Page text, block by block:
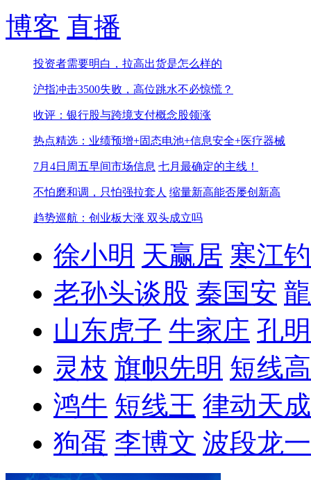
博客 直播
投资者需要明白，拉高出货是怎么样的
沪指冲击3500失败，高位跳水不必惊慌？
收评：银行股与跨境支付概念股领涨
热点精选：业绩预增+固态电池+信息安全+医疗器械
7月4日周五早间市场信息 七月最确定的主线！
不怕磨和调，只怕强拉套人 缩量新高能否屡创新高
趋势巡航：创业板大涨 双头成立吗
徐小明 天赢居 寒江
老孙头谈股 秦国安
山东虎子 牛家庄 孔
灵枝 旗帜先明 短线
鸿牛 短线王 律动天成
狗蛋 李博文 波段龙一